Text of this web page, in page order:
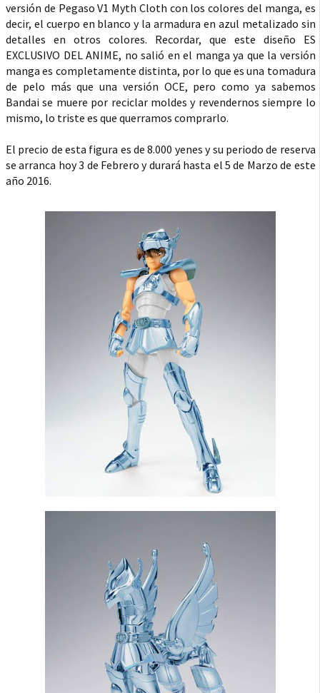
versión de Pegaso V1 Myth Cloth con los colores del manga, es
decir, el cuerpo en blanco y la armadura en azul metalizado sin
detalles en otros colores. Recordar, que este diseño ES
EXCLUSIVO DEL ANIME, no salió en el manga ya que la versión
manga es completamente distinta, por lo que es una tomadura
de pelo más que una versión OCE, pero como ya sabemos
Bandai se muere por reciclar moldes y revendernos siempre lo
mismo, lo triste es que querramos comprarlo.
El precio de esta figura es de 8.000 yenes y su periodo de reserva
se arranca hoy 3 de Febrero y durará hasta el 5 de Marzo de este
año 2016.